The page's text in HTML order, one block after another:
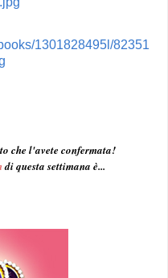
che l'avete confermata!
di questa settimana è...